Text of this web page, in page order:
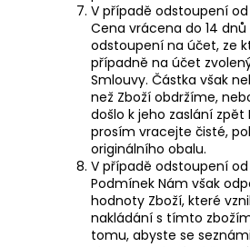
V případě odstoupení
Cena vrácena do 14
odstoupení na účet, ze
případně na účet
Smlouvy. Částka však
než Zboží obdržíme,
došlo k jeho zaslání zpět
prosím vracejte čisté,
originálního obalu.
V případě odstoupení
Podmínek Nám však
hodnoty Zboží, které
nakládání s tímto
tomu, abyste se